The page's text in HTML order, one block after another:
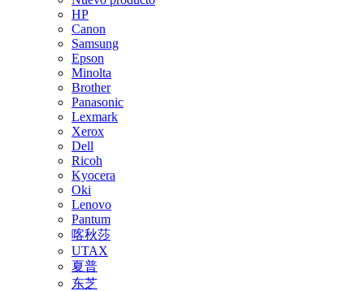
HP
Canon
Samsung
Epson
Minolta
Brother
Panasonic
Lexmark
Xerox
Dell
Ricoh
Kyocera
Oki
Lenovo
Pantum
喀秋莎
UTAX
夏普
东芝